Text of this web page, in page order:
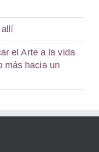
el Arte a la vida
más hacia un